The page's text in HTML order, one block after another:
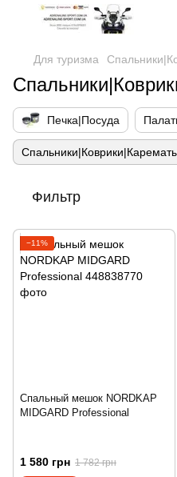
Для туризма
Печка|Посуда
Фильтр
−11%
Спальный мешок NORDKAP
MIDGARD Professional
1 580 грн 1 782 грн